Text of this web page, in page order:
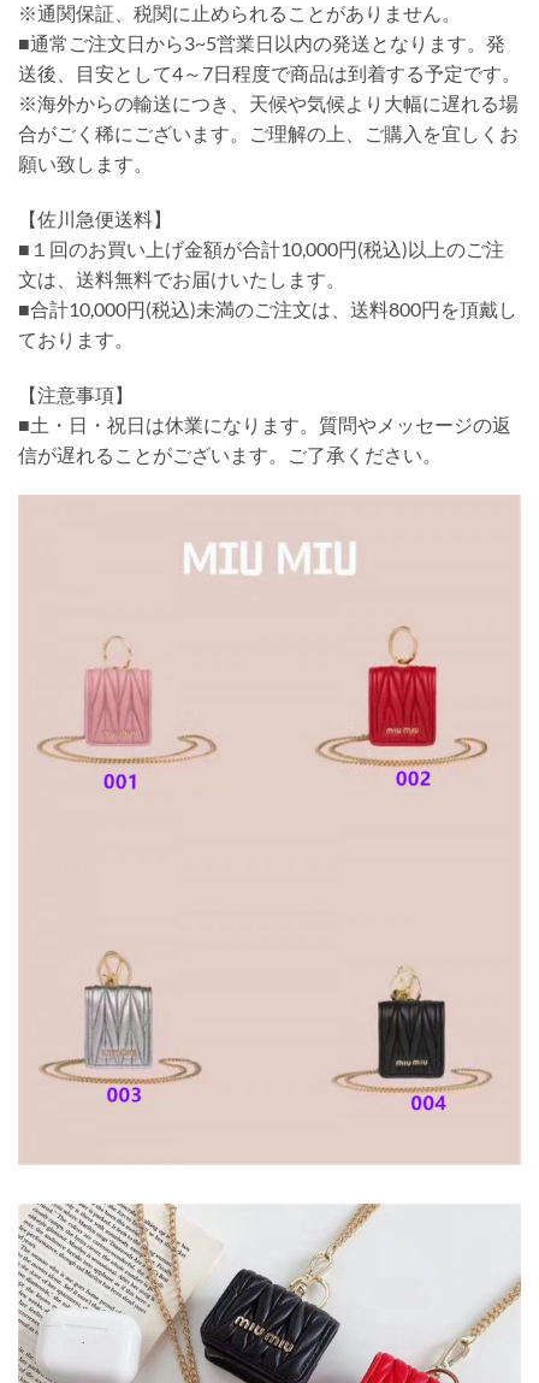
※通関保証、税関に止められることがありません。
■通常ご注文日から3~5営業日以内の発送となります。発
送後、目安として4～7日程度で商品は到着する予定です。
※海外からの輸送につき、天候や気候より大幅に遅れる場
合がごく稀にございます。ご理解の上、ご購入を宜しくお
願い致します。
【佐川急便送料】
■１回のお買い上げ金額が合計10,000円(税込)以上のご注
文は、送料無料でお届けいたします。
■合計10,000円(税込)未満のご注文は、送料800円を頂戴し
ております。
【注意事項】
■土・日・祝日は休業になります。質問やメッセージの返
信が遅れることがございます。ご了承ください。